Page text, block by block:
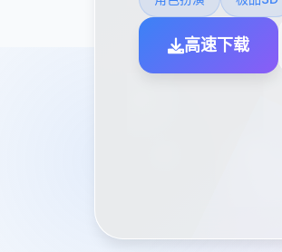
高速下载